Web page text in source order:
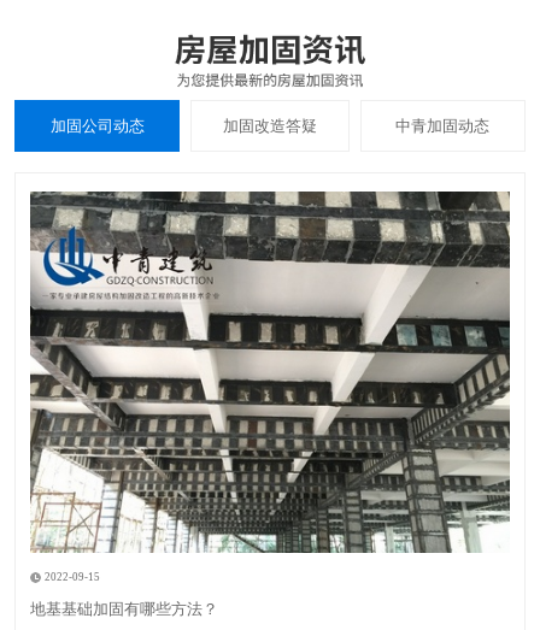
加固公司动态 加固改造答疑 中青加固动态
2022-09-15
地基基础加固有哪些方法？